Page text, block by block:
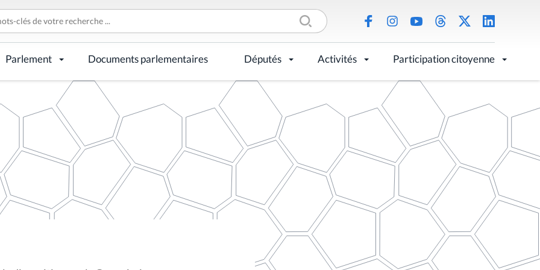
Parlement Documents parlementaires Députés Activités Participation citoyenne